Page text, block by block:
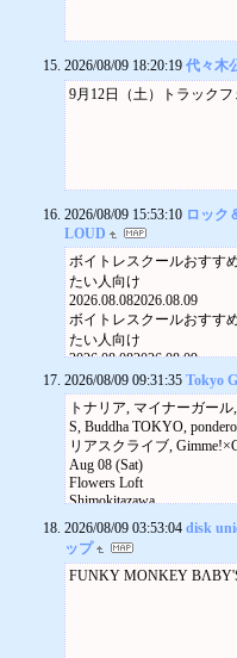
る、降り注ぐ、』をリリ
2026/08/09 18:20:19 代々木
9月12日（土）トラック
2026/08/09 15:53:10 ロック
LOUD
ボイトレスクールおすす
たい人向け
2026.08.082026.08.09
ボイトレスクールおすす
たい人向け
2026.08.082026.08.09
ボイススクール
2026/08/09 09:31:35 Tokyo
トナリア, マイナーガー
S, Buddha TOKYO,
リアスクライブ,
Aug 08 (Sat)
Flowers Loft
Shimokitazawa
Rock, Alternative, Indie
Éclat Aura, とぅんきゃみ
L, Meet♡me, おとめ座のス
Aug 08 (Sat)
2026/08/09 03:53:04 disk
ップ
FUNKY MONKEY